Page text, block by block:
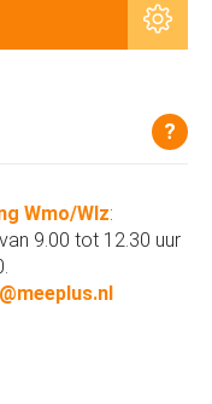
?
Wmo/Wlz:
9.00 tot 12.30 uur